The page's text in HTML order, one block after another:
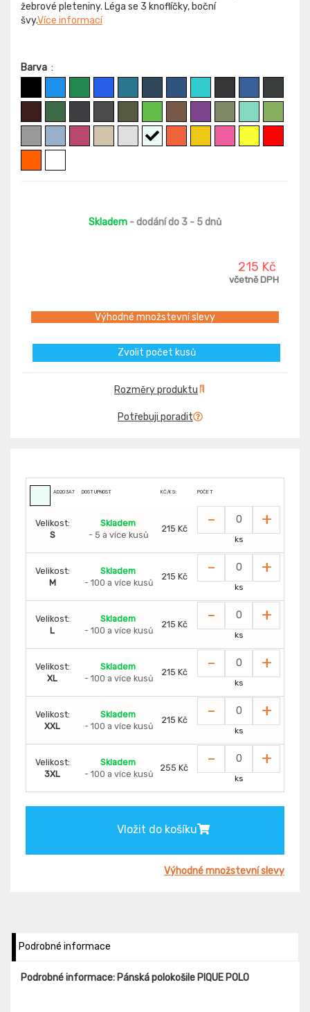
žebrové pleteniny. Léga se 3 knoflíčky, boční
švy.Více informací
Barva :
Skladem - dodání do 3 - 5 dnů
215 Kč
včetně DPH
Výhodné množstevní slevy
Zvolit počet kusů
Rozměry produktu
Potřebuji poradit
AD203A7 DOSTUPNOST KČ/KS: POČET
Velikost:
S
Skladem
- 5 a více kusů
215 Kč - +
ks
Velikost:
M
Skladem
- 100 a více kusů
215 Kč - +
ks
Velikost:
L
Skladem
- 100 a více kusů
215 Kč - +
ks
Velikost:
XL
Skladem
- 100 a více kusů
215 Kč - +
ks
Velikost:
XXL
Skladem
- 100 a více kusů
215 Kč - +
ks
Velikost:
3XL
Skladem
- 100 a více kusů
255 Kč - +
ks
Vložit do košíku
Výhodné množstevní slevy
Podrobné informace
Podrobné informace: Pánská polokošile PIQUE POLO